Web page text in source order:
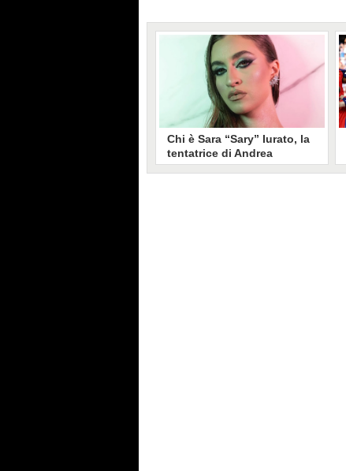
Chi è Sara “Sary” Iurato, la
tentatrice di Andrea
Petraroli a Temptation